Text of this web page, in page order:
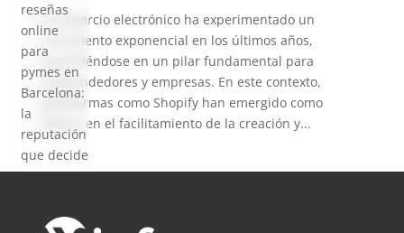
El comercio electrónico ha experimentado un
crecimiento exponencial en los últimos años,
convirtiéndose en un pilar fundamental para
emprendedores y empresas. En este contexto,
plataformas como Shopify han emergido como
líderes en el facilitamiento de la creación y...
reseñas
online
para
pymes en
Barcelona:
la
reputación
que decide
ventas en
SEO local